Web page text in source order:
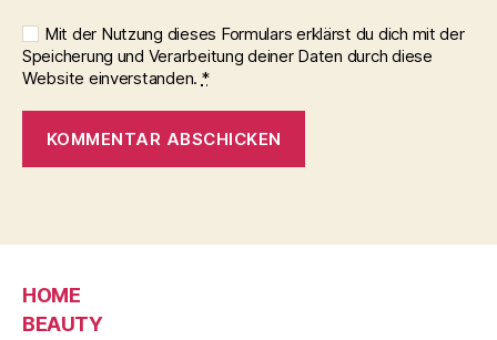
Mit der Nutzung dieses Formulars erklärst du dich mit der
Speicherung und Verarbeitung deiner Daten durch diese
Website einverstanden. *
HOME
BEAUTY